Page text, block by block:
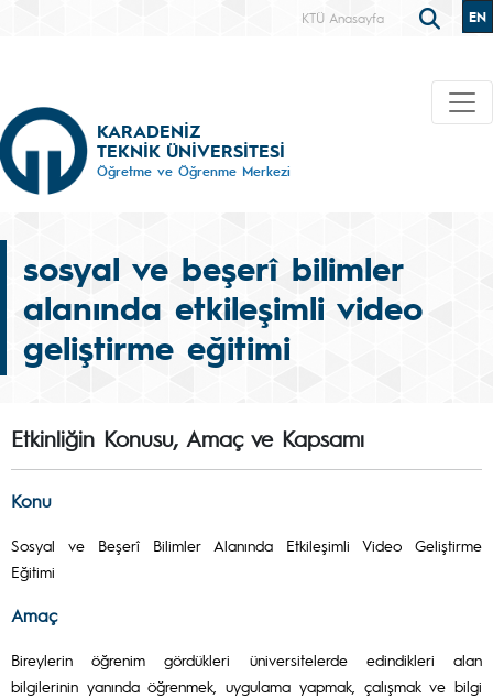
KTÜ Anasayfa EN
KARADENİZ
TEKNİK ÜNİVERSİTESİ
Öğretme ve Öğrenme Merkezi
sosyal ve beşerî bilimler
alanında etkileşimli video
geliştirme eğitimi
Etkinliğin Konusu, Amaç ve Kapsamı
Konu
Sosyal ve Beşerî Bilimler Alanında Etkileşimli Video Geliştirme
Eğitimi
Amaç
Bireylerin öğrenim gördükleri üniversitelerde edindikleri alan
bilgilerinin yanında öğrenmek, uygulama yapmak, çalışmak ve bilgi